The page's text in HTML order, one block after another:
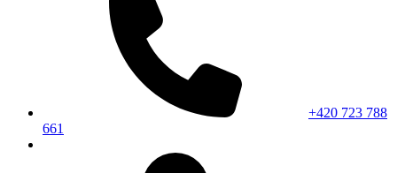
+420 723 788
661